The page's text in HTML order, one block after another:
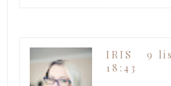
IRIS
9
18:43